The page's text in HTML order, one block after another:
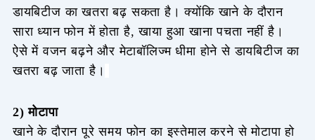
डायबिटीज का खतरा बढ़ सकता है। क्योंकि खाने के दौरान
सारा ध्यान फोन में होता है, खाया हुआ खाना पचता नहीं है।
ऐसे में वजन बढ़ने और मेटाबॉलिज्म धीमा होने से डायबिटीज का
खतरा बढ़ जाता है।
2) मोटापा
खाने के दौरान पूरे समय फोन का इस्तेमाल करने से मोटापा हो